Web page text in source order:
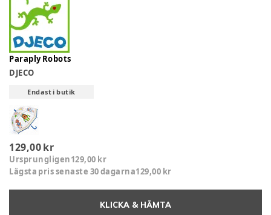
Paraply Robots
DJECO
Endast i butik
129,00 kr
Ursprungligen129,00 kr
Lägsta pris senaste 30 dagarna129,00 kr
KLICKA & HÄMTA